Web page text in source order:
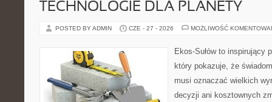
TECHNOLOGIE DLA PLANETY
POSTED BY ADMIN CZE - 27 - 2026 MOŻLIWOŚĆ
Ekos-Sułów to inspirujący
który pokazuje, że
musi oznaczać wielkich
decyzji ani kosztownych